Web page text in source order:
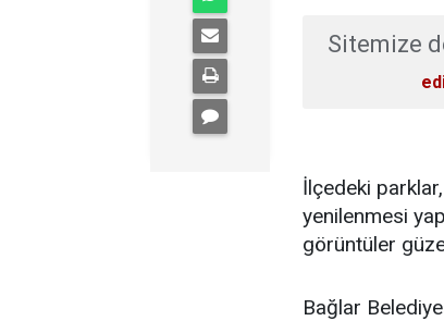
Sitemize
İlçedeki
yenilenmesi
görüntüler
Bağlar